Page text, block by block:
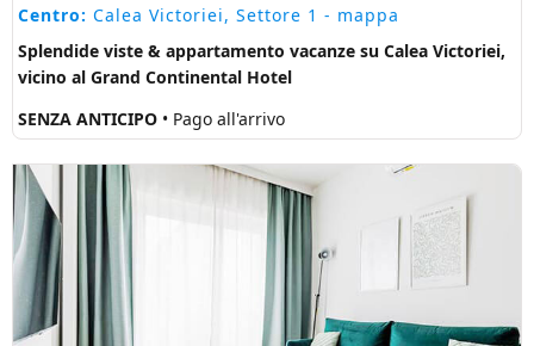
Centro: Calea Victoriei, Settore 1 - mappa
Splendide viste & appartamento vacanze su Calea Victoriei,
vicino al Grand Continental Hotel
SENZA ANTICIPO • Pago all'arrivo